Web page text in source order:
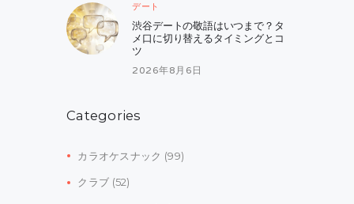
デート
渋谷デートの敬語はいつまで？タ
メ口に切り替えるタイミングとコ
ツ
2026年8月6日
Categories
カラオケスナック (99)
クラブ (52)